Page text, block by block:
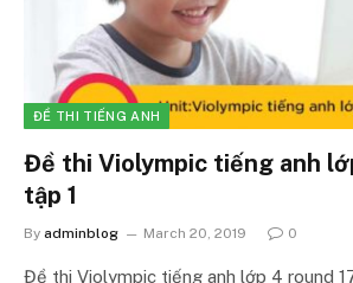
ĐỀ THI TIẾNG ANH
Đề thi Violympic tiếng anh
tập 1
By adminblog March 20, 2019 0
Đề thi Violympic tiếng anh lớp 4 round